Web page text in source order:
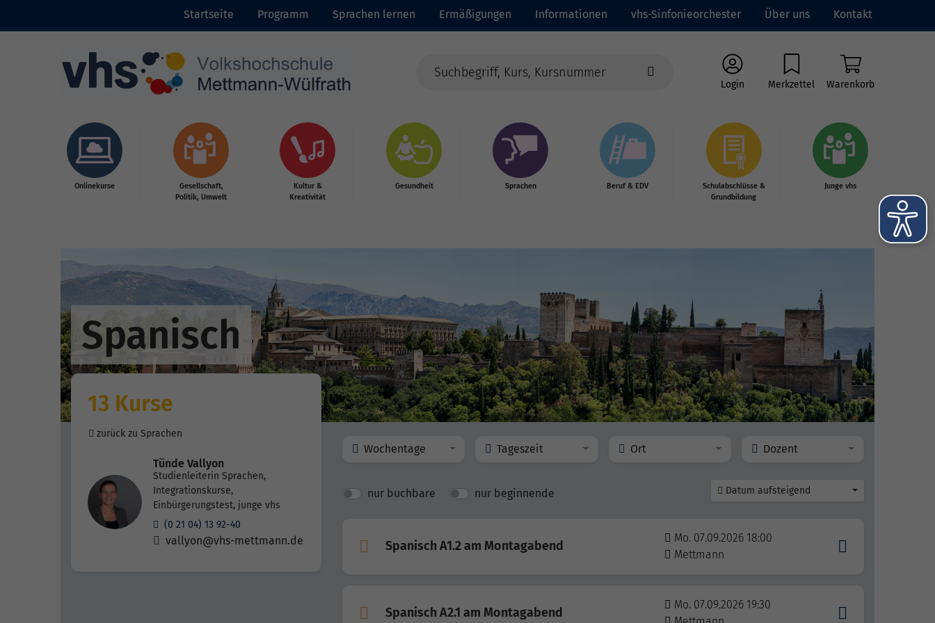
Startseite Programm Sprachen lernen Ermäßigungen Informationen vhs-Sinfonieorchester Über uns Kontakt
Login Merkzettel Warenkorb
Onlinekurse
Gesellschaft,
Politik, Umwelt
Kultur &
Kreativität
Gesundheit Sprachen Beruf & EDV
Schulabschlüsse &
Grundbildung
Junge vhs
Spanisch
13 Kurse
zurück zu Sprachen
Tünde Vallyon
Studienleiterin Sprachen,
Integrationskurse,
Einbürgerungstest, junge vhs
(0 21 04) 13 92-40
vallyon@vhs-mettmann.de
Wochentage Tageszeit Ort Dozent
nur buchbare nur beginnende Datum aufsteigend
Spanisch A1.2 am Montagabend
Mo. 07.09.2026 18:00
Mettmann
Spanisch A2.1 am Montagabend
Mo. 07.09.2026 19:30